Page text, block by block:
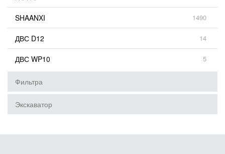
SHAANXI 1490
ДВС D12 14
ДВС WP10 5
Фильтра
Экскаватор